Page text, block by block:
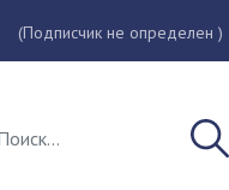
(Подписчик не определен )